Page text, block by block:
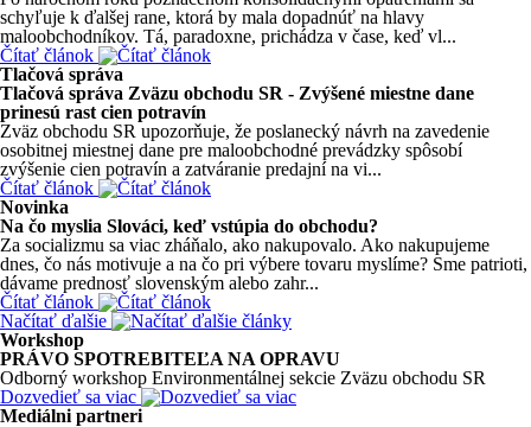
schyľuje k ďalšej rane, ktorá by mala dopadnúť na hlavy
maloobchodníkov. Tá, paradoxne, prichádza v čase, keď vl...
Čítať článok
Tlačová správa
Tlačová správa Zväzu obchodu SR - Zvýšené miestne dane
prinesú rast cien potravín
Zväz obchodu SR upozorňuje, že poslanecký návrh na zavedenie
osobitnej miestnej dane pre maloobchodné prevádzky spôsobí
zvýšenie cien potravín a zatváranie predajní na vi...
Čítať článok
Novinka
Na čo myslia Slováci, keď vstúpia do obchodu?
Za socializmu sa viac zháňalo, ako nakupovalo. Ako nakupujeme
dnes, čo nás motivuje a na čo pri výbere tovaru myslíme? Sme patrioti,
dávame prednosť slovenským alebo zahr...
Čítať článok
Načítať ďalšie
Workshop
PRÁVO SPOTREBITEĽA NA OPRAVU
Odborný workshop Environmentálnej sekcie Zväzu obchodu SR
Dozvedieť sa viac
Mediálni partneri